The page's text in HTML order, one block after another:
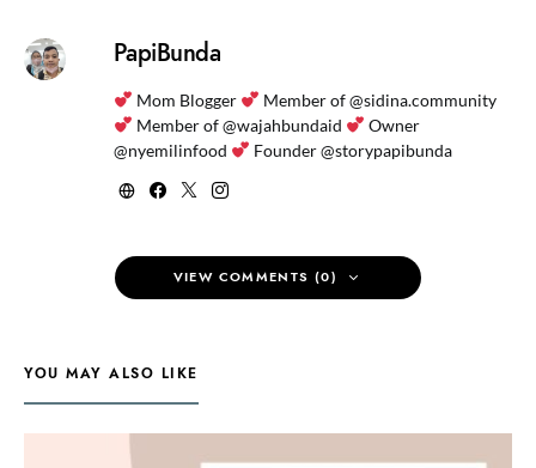
PapiBunda
Mom Blogger
Member of @sidina.community
Member of @wajahbundaid
Owner
@nyemilinfood
Founder @storypapibunda
VIEW COMMENTS (0)
YOU MAY ALSO LIKE